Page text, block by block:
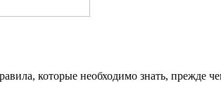
которые необходимо знать, прежде